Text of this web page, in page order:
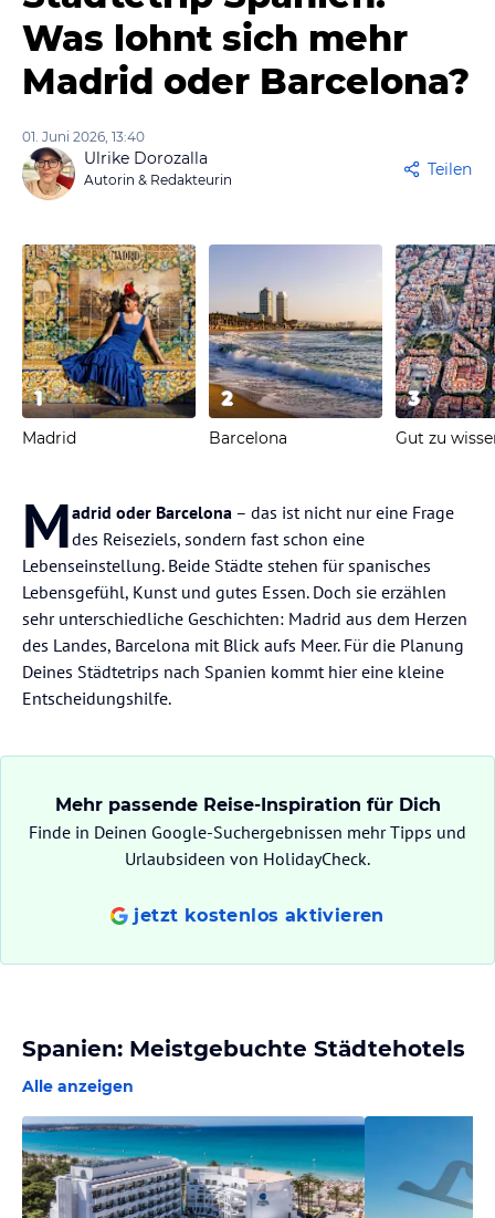
Was lohnt sich mehr
Madrid oder Barcelona?
01. Juni 2026, 13:40
Ulrike Dorozalla
Autorin & Redakteurin
Teilen
1
Madrid
2
Barcelona
3
Gut zu
Madrid oder Barcelona – das ist nicht nur eine Frage
des Reiseziels, sondern fast schon eine
Lebenseinstellung. Beide Städte stehen für spanisches
Lebensgefühl, Kunst und gutes Essen. Doch sie erzählen
sehr unterschiedliche Geschichten: Madrid aus dem Herzen
des Landes, Barcelona mit Blick aufs Meer. Für die Planung
Deines Städtetrips nach Spanien kommt hier eine kleine
Entscheidungshilfe.
Mehr passende Reise-Inspiration für Dich
Finde in Deinen Google-Suchergebnissen mehr Tipps und
Urlaubsideen von HolidayCheck.
jetzt kostenlos aktivieren
Spanien: Meistgebuchte Städtehotels
Alle anzeigen